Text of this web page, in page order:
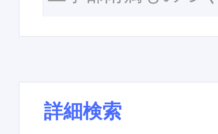
詳細検索